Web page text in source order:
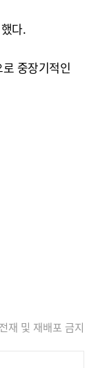
다.
중장기적인
재 및 재배포 금지